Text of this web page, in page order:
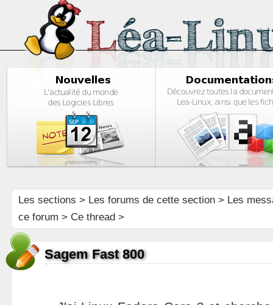
Les sections > Les forums de cette section> Les
ce forum > Ce thread >
Sagem Fast 800